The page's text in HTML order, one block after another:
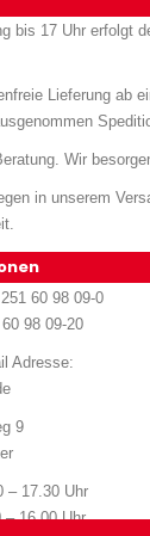
bis 17 Uhr erfolgt
Lieferung ab
Wir
in unserem
60 98 09-0
98 09-20
Adresse:
9
– 17.30 Uhr
– 16.00 Uhr